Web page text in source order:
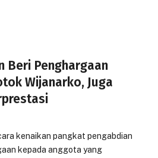
Beri Penghargaan
Wijanarko, Juga
kenaikan pangkat pengabdian
kepada anggota yang